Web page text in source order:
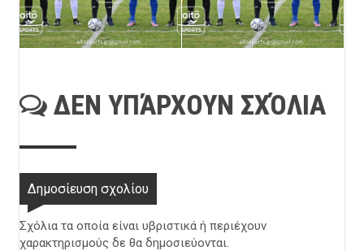
ΔΕΝ ΥΠΆΡΧΟΥΝ ΣΧΌΛΙΑ
Δημοσίευση σχολίου
Σχόλια τα οποία είναι υβριστικά ή περιέχουν
χαρακτηρισμούς δε θα δημοσιεύονται.